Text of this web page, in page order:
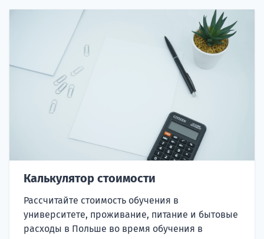
Калькулятор стоимости
Рассчитайте стоимость обучения в
университете, проживание, питание и бытовые
расходы в Польше во время обучения в